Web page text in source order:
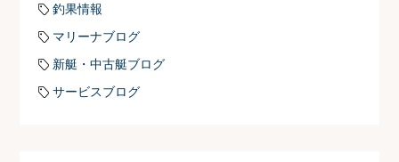
釣果情報
マリーナブログ
新艇・中古艇ブログ
サービスブログ